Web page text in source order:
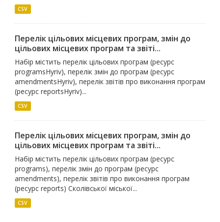
CSV
Перелік цільових місцевих програм, змін до
цільових місцевих програм та звіті...
Набір містить перелік цільових програм (ресурс
programsHyriv), перелік змін до програм (ресурс
amendmentsHyriv), перелік звітів про виконання програм
(ресурс reportsHyriv)...
CSV
Перелік цільових місцевих програм, змін до
цільових місцевих програм та звіті...
Набір містить перелік цільових програм (ресурс
programs), перелік змін до програм (ресурс
amendments), перелік звітів про виконання програм
(ресурс reports) Сколівської міської...
CSV